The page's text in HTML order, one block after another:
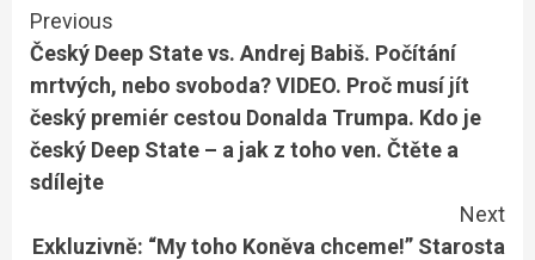
Continue
Reading
Previous
Český Deep State vs. Andrej Babiš. Počítání
mrtvých, nebo svoboda? VIDEO. Proč musí jít
český premiér cestou Donalda Trumpa. Kdo je
český Deep State – a jak z toho ven. Čtěte a
sdílejte
Next
Exkluzivně: “My toho Koněva chceme!” Starosta